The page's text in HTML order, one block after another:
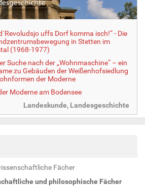
uffs Dorf komma isch!“ - Die
in Stetten im
(1968-1977)
Suche nach der „Wohnmaschine“ – ein
zu Gebäuden der Weißenhofsiedlung
der Moderne
Moderne am Bodensee
Landeskunde, Landesgeschichte
Fächer
und philosophische Fächer